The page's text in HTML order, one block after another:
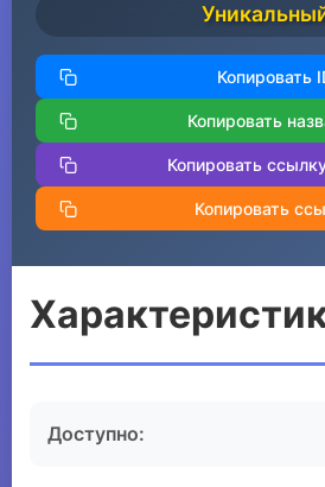
Копировать
Копировать
Копировать
Копировать
Доступно: